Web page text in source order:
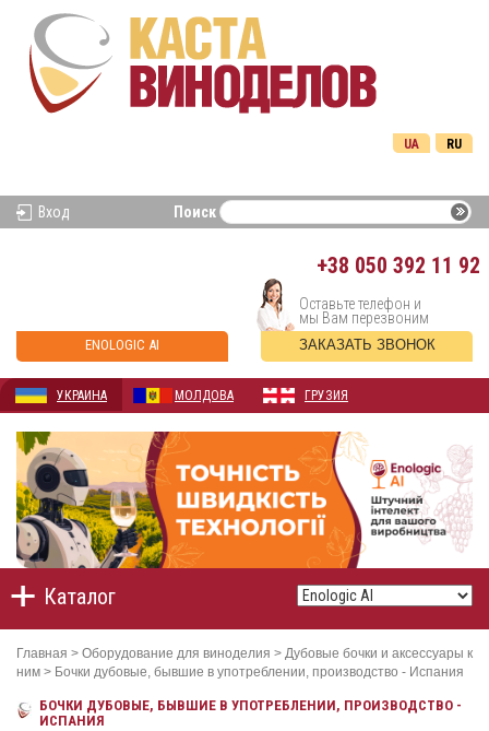
RU
UA
Вход Поиск
+38 050 392 11 92
ENOLOGIC AI
Оставьте телефон и
мы Вам перезвоним
ЗАКАЗАТЬ ЗВОНОК
УКРАИНА МОЛДОВА ГРУЗИЯ
Каталог
Главная > Оборудование для виноделия > Дубовые бочки и аксессуары к
ним > Бочки дубовые, бывшие в употреблении, производство - Испания
БОЧКИ ДУБОВЫЕ, БЫВШИЕ В УПОТРЕБЛЕНИИ, ПРОИЗВОДСТВО -
ИСПАНИЯ